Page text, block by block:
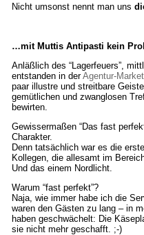
Nicht umsonst nennt man uns
…mit Muttis Antipasti kein
Anläßlich des “Lagerfeuers”,
entstanden in derAgentur-
paar illustre und streitbare
gemütlichen und zwanglosen
bewirten.
Gewissermaßen “Das fast
Charakter.
Denn tatsächlich war es die
Kollegen, die allesamt im
Und das einem Nordlicht.
Warum “fast perfekt”?
Naja, wie immer habe ich die
waren den Gästen zu lang – in
haben geschwächelt: Die
sie nicht mehr geschafft. ;-)